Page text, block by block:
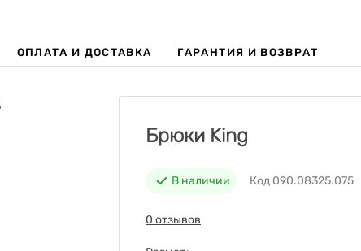
ОПЛАТА И ДОСТАВКА ГАРАНТИЯ И ВОЗВРАТ
Брюки King
В наличии Код 090.08325.075
0 отзывов